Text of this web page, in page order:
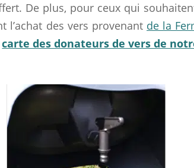
De plus, pour ceux qui
des vers provenant de la
carte des donateurs de vers de